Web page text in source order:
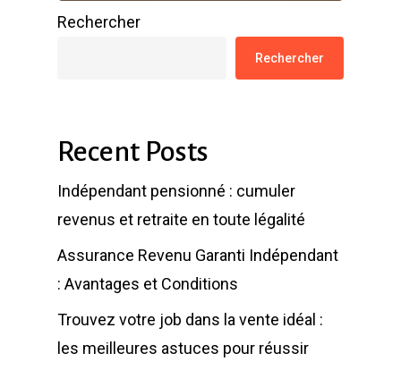
Rechercher
Rechercher
Recent Posts
Indépendant pensionné : cumuler
revenus et retraite en toute légalité
Assurance Revenu Garanti Indépendant
: Avantages et Conditions
Trouvez votre job dans la vente idéal :
les meilleures astuces pour réussir